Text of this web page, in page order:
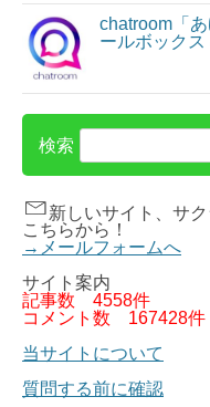
chatroom「
ールボックス
検索
新しいサイト、サ
こちらから！
→メールフォームへ
サイト案内
記事数 4558件
コメント数 167428件
当サイトについて
質問する前に確認